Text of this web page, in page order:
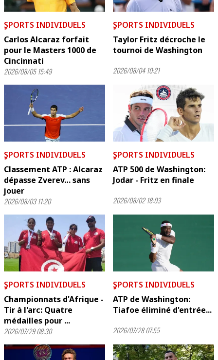
ٍSPORTS INDIVIDUELS
Carlos Alcaraz forfait
pour le Masters 1000 de
Cincinnati
2026/08/05 15:49
ٍSPORTS INDIVIDUELS
Taylor Fritz décroche le
tournoi de Washington
2026/08/04 10:21
ٍSPORTS INDIVIDUELS
Classement ATP : Alcaraz
dépasse Zverev… sans
jouer
2026/08/03 11:20
ٍSPORTS INDIVIDUELS
ATP 500 de Washington:
Jodar - Fritz en finale
2026/08/02 18:03
ٍSPORTS INDIVIDUELS
Championnats d'Afrique -
Tir à l'arc: Quatre
médailles pour ...
2026/07/29 08:30
ٍSPORTS INDIVIDUELS
ATP de Washington:
Tiafoe éliminé d'entrée...
2026/07/28 07:55